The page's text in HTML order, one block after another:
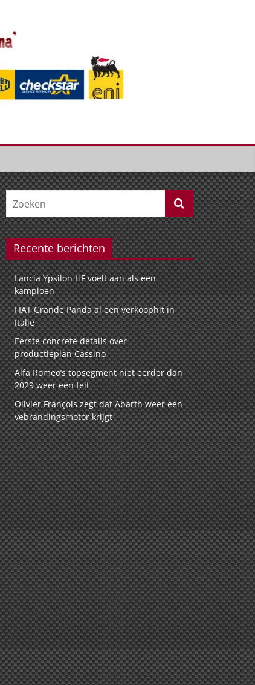
Recente berichten
Lancia Ypsilon HF voelt aan als een
kampioen
FIAT Grande Panda al een verkoophit in
Italië
Eerste concrete details over
productieplan Cassino
Alfa Romeo’s topsegment niet eerder dan
2029 weer een feit
Olivier François zegt dat Abarth weer een
vebrandingsmotor krijgt